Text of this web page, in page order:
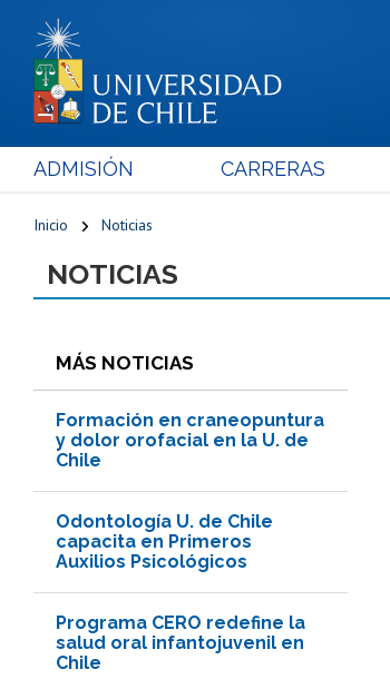
ADMISIÓN CARRERAS
Inicio Noticias
NOTICIAS
MÁS NOTICIAS
Formación en craneopuntura
y dolor orofacial en la U. de
Chile
Odontología U. de Chile
capacita en Primeros
Auxilios Psicológicos
Programa CERO redefine la
salud oral infantojuvenil en
Chile